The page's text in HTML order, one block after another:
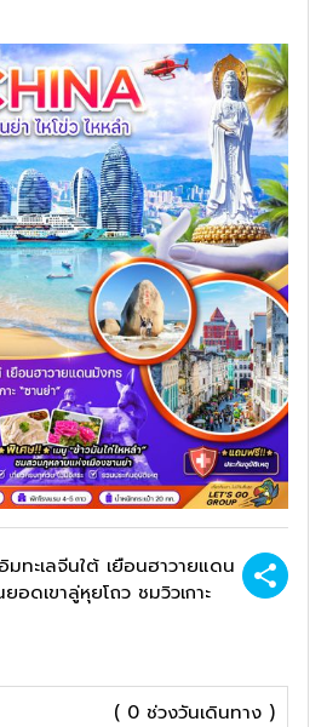
มทะเลจีนใต้ เยือนฮาวายแดน
อดเขาลู่หุยโถว ชมวิวเกาะ
( 0 ช่วงวันเดินทาง )